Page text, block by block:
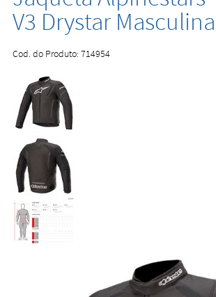
V3 Drystar Masculina
Cod. do Produto: 714954